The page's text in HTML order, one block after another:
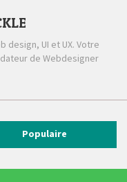
design, UI et UX. Votre
de Webdesigner
Populaire